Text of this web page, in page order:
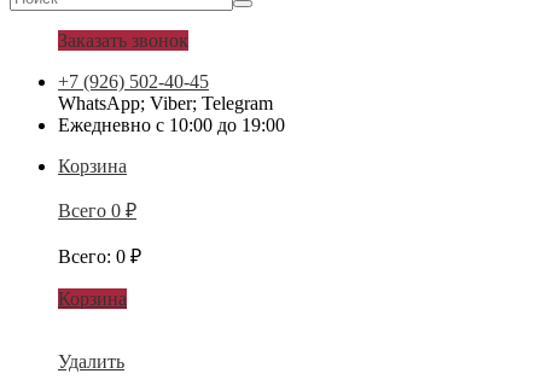
Заказать звонок
+7 (926) 502-40-45
WhatsApp; Viber; Telegram
Ежедневно с 10:00 до 19:00
Корзина
Всего 0 ₽
Всего: 0 ₽
Корзина
Удалить